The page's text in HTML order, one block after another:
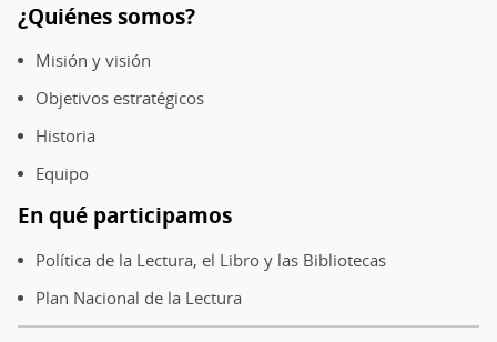
Pie
de
página
¿Quiénes somos?
Misión y visión
Objetivos estratégicos
Historia
Equipo
En qué participamos
Política de la Lectura, el Libro y las Bibliotecas
Plan Nacional de la Lectura